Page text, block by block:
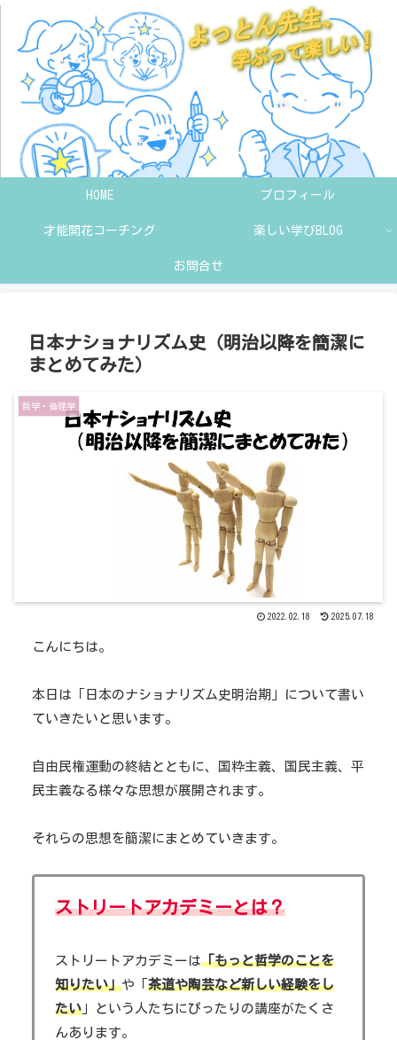
HOME プロフィール
才能開花コーチング 楽しい学びBLOG
お問合せ
日本ナショナリズム史（明治以降を簡潔に
まとめてみた）
哲学・倫理学
2022.02.18 2025.07.18
こんにちは。
本日は「日本のナショナリズム史明治期」について書い
ていきたいと思います。
自由民権運動の終結とともに、国粋主義、国民主義、平
民主義なる様々な思想が展開されます。
それらの思想を簡潔にまとめていきます。
ストリートアカデミーとは？
ストリートアカデミーは「もっと哲学のことを
知りたい」や「 茶道や陶芸など新しい経験をし
たい」という人たちにぴったりの講座がたくさ
んあります。